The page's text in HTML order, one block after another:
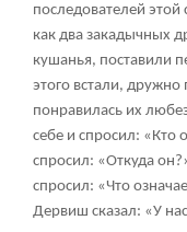
последователей
как два закадычных
кушанья, поставили
этого встали,
понравилась их
себе и спросил: «Кто
спросил: «Откуда
спросил: «Что
Дервиш сказал: «У